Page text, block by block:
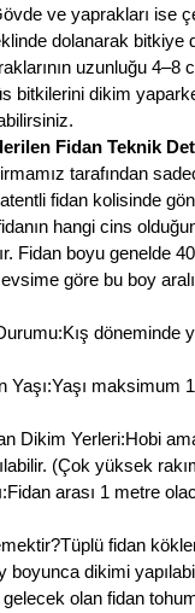
ve yaprakları ise
dolanarak bitkiye
uzunluğu 4–8
bitkilerini dikim
Fidan Teknik
tarafından
fidan kolisinde
hangi cins
Fidan boyu genelde
göre bu boy
döneminde
Yaşı:Yaşı maksimum
Dikim Yerleri:Hobi
(Çok yüksek
arası 1 metre
fidan
boyunca dikimi
olan fidan